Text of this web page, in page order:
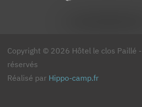
Copyright © 2026 Hôtel le clos Paillé
réservés
Réalisé par Hippo-camp.fr